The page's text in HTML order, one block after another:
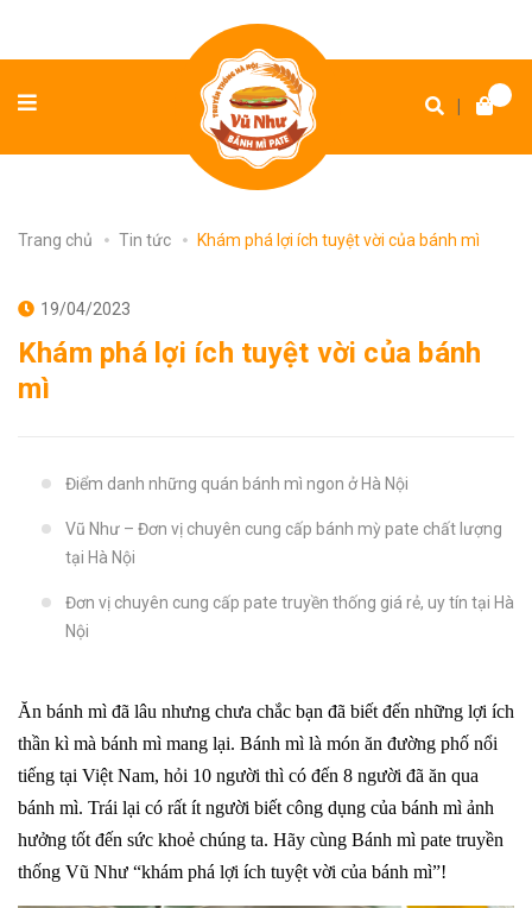
|
Trang chủ Tin tức Khám phá lợi ích tuyệt vời của bánh mì
19/04/2023
Khám phá lợi ích tuyệt vời của bánh
mì
Điểm danh những quán bánh mì ngon ở Hà Nội
Vũ Như – Đơn vị chuyên cung cấp bánh mỳ pate chất lượng
tại Hà Nội
Đơn vị chuyên cung cấp pate truyền thống giá rẻ, uy tín tại Hà
Nội
Ăn bánh mì đã lâu nhưng chưa chắc bạn đã biết đến những lợi ích
thần kì mà bánh mì mang lại. Bánh mì là món ăn đường phố nổi
tiếng tại Việt Nam, hỏi 10 người thì có đến 8 người đã ăn qua
bánh mì. Trái lại có rất ít người biết công dụng của bánh mì ảnh
hưởng tốt đến sức khoẻ chúng ta. Hãy cùng Bánh mì pate truyền
thống Vũ Như “khám phá lợi ích tuyệt vời của bánh mì”!